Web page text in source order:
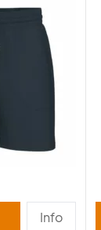
Info